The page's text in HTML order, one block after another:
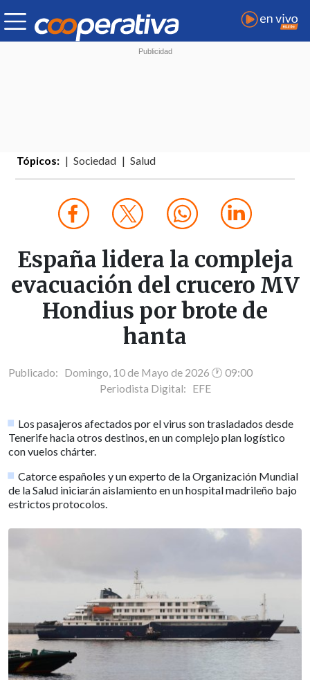
Tópicos: Sociedad Salud
España lidera la compleja
evacuación del crucero MV
Hondius por brote de
hanta
Publicado: Domingo, 10 de Mayo de 2026 🕐 09:00
Periodista Digital: EFE
Los pasajeros afectados por el virus son trasladados desde
Tenerife hacia otros destinos, en un complejo plan logístico
con vuelos chárter.
Catorce españoles y un experto de la Organización Mundial
de la Salud iniciarán aislamiento en un hospital madrileño bajo
estrictos protocolos.